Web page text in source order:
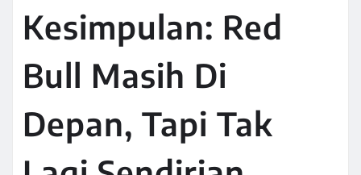
Kesimpulan: Red
Bull Masih Di
Depan, Tapi Tak